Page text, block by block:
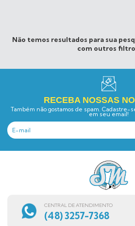
Não temos resultados para sua
com outros
RECEBA NOSSAS
Também não gostamos de spam. Cadastre-
em seu email!
CENTRAL DE ATENDIMENTO
(48) 3257-7368